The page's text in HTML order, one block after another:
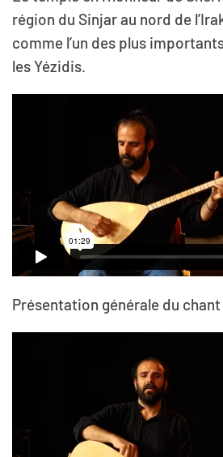
région du Sinjar au nord de
comme l’un des plus
les Yézidis.
Présentation générale du chant